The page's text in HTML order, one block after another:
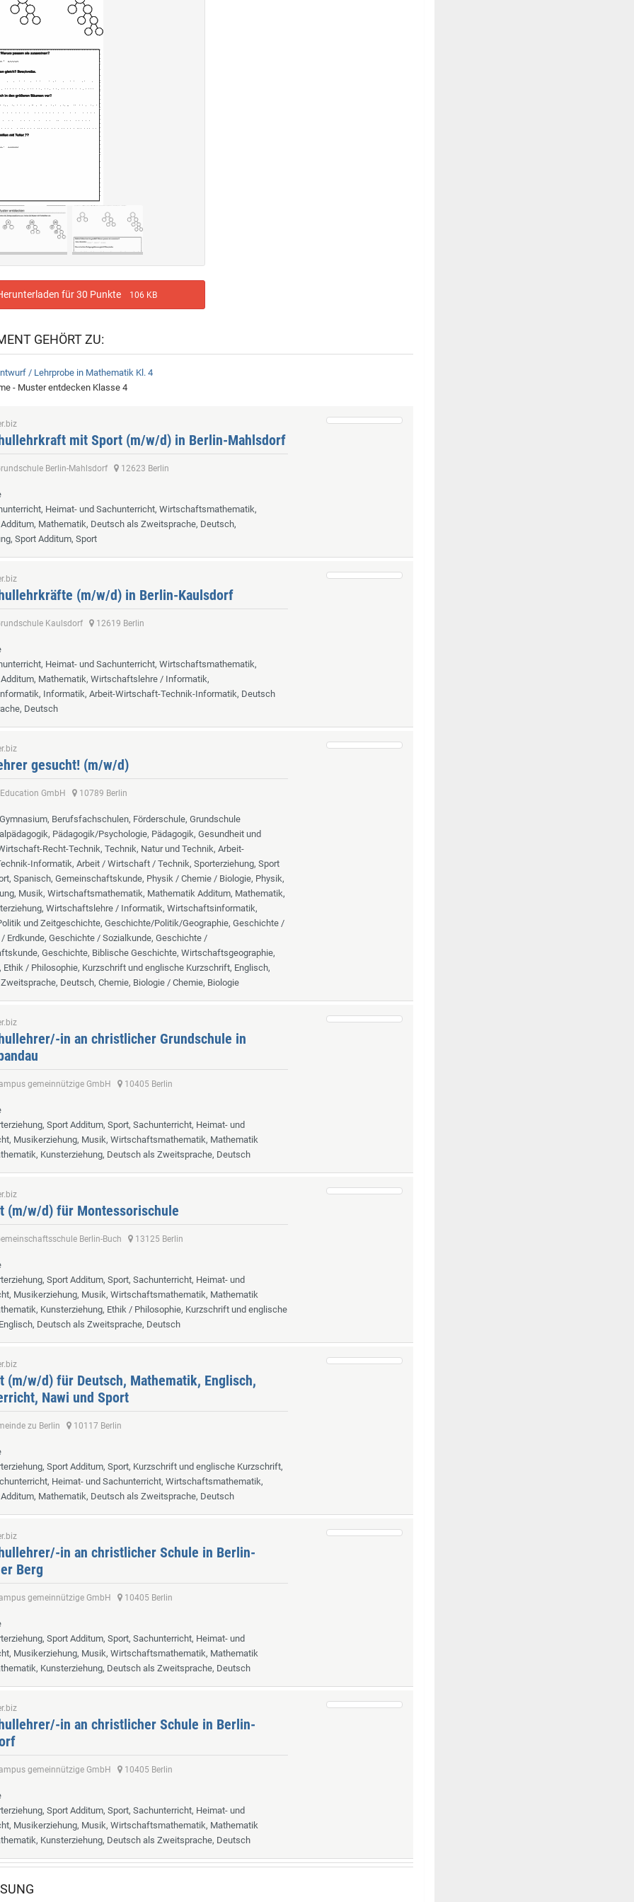
für 30 Punkte 106 KB
GEHÖRT ZU:
/ Lehrprobe in Mathematik Kl. 4
- Muster entdecken Klasse 4
mit Sport (m/w/d) in Berlin-Mahlsdorf
Berlin-Mahlsdorf 12623 Berlin
Heimat- und Sachunterricht, Wirtschaftsmathematik,
Mathematik, Deutsch als Zweitsprache, Deutsch,
Sport Additum, Sport
(m/w/d) in Berlin-Kaulsdorf
Kaulsdorf 12619 Berlin
Heimat- und Sachunterricht, Wirtschaftsmathematik,
Mathematik, Wirtschaftslehre / Informatik,
Informatik, Arbeit-Wirtschaft-Technik-Informatik, Deutsch
Deutsch
gesucht! (m/w/d)
GmbH 10789 Berlin
Berufsfachschulen, Förderschule, Grundschule
Pädagogik/Psychologie, Pädagogik, Gesundheit und
Recht-Technik, Technik, Natur und Technik, Arbeit-
Informatik, Arbeit / Wirtschaft / Technik, Sporterziehung, Sport
Spanisch, Gemeinschaftskunde, Physik / Chemie / Biologie, Physik,
Musik, Wirtschaftsmathematik, Mathematik Additum, Mathematik,
Wirtschaftslehre / Informatik, Wirtschaftsinformatik,
und Zeitgeschichte, Geschichte/Politik/Geographie, Geschichte /
Erdkunde, Geschichte / Sozialkunde, Geschichte /
Geschichte, Biblische Geschichte, Wirtschaftsgeographie,
Ethik / Philosophie, Kurzschrift und englische Kurzschrift, Englisch,
Deutsch, Chemie, Biologie / Chemie, Biologie
in an christlicher Grundschule in
gemeinnützige GmbH 10405 Berlin
Sport Additum, Sport, Sachunterricht, Heimat- und
Musikerziehung, Musik, Wirtschaftsmathematik, Mathematik
Kunsterziehung, Deutsch als Zweitsprache, Deutsch
(m/w/d) für Montessorischule
Berlin-Buch 13125 Berlin
Sport Additum, Sport, Sachunterricht, Heimat- und
Musikerziehung, Musik, Wirtschaftsmathematik, Mathematik
Kunsterziehung, Ethik / Philosophie, Kurzschrift und englische
Deutsch als Zweitsprache, Deutsch
(m/w/d) für Deutsch, Mathematik, Englisch,
Nawi und Sport
zu Berlin 10117 Berlin
Sport Additum, Sport, Kurzschrift und englische Kurzschrift,
Heimat- und Sachunterricht, Wirtschaftsmathematik,
Mathematik, Deutsch als Zweitsprache, Deutsch
in an christlicher Schule in Berlin-
Berg
gemeinnützige GmbH 10405 Berlin
Sport Additum, Sport, Sachunterricht, Heimat- und
Musikerziehung, Musik, Wirtschaftsmathematik, Mathematik
Kunsterziehung, Deutsch als Zweitsprache, Deutsch
in an christlicher Schule in Berlin-
gemeinnützige GmbH 10405 Berlin
Sport Additum, Sport, Sachunterricht, Heimat- und
Musikerziehung, Musik, Wirtschaftsmathematik, Mathematik
Kunsterziehung, Deutsch als Zweitsprache, Deutsch